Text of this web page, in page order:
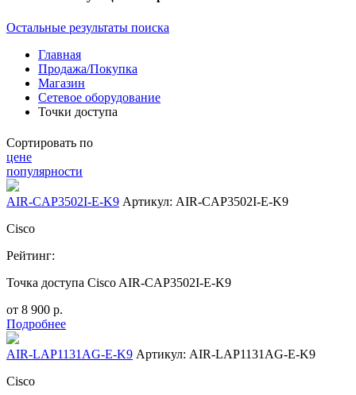
Остальные результаты поиска
Главная
Продажа/Покупка
Магазин
Сетевое оборудование
Точки доступа
Сортировать по
цене
популярности
AIR-CAP3502I-E-K9 Артикул: AIR-CAP3502I-E-K9
Cisco
Рейтинг:
Точка доступа Cisco AIR-CAP3502I-E-K9
от 8 900 р.
Подробнее
AIR-LAP1131AG-E-K9 Артикул: AIR-LAP1131AG-E-K9
Cisco